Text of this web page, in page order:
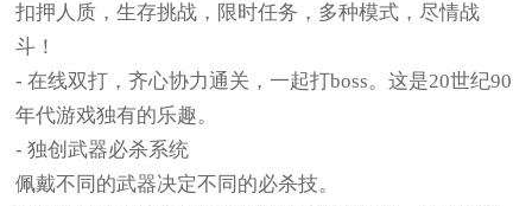
扣押人质，生存挑战，限时任务，多种模式，尽情战
斗！
- 在线双打，齐心协力通关，一起打boss。这是20世纪90
年代游戏独有的乐趣。
- 独创武器必杀系统
佩戴不同的武器决定不同的必杀技。